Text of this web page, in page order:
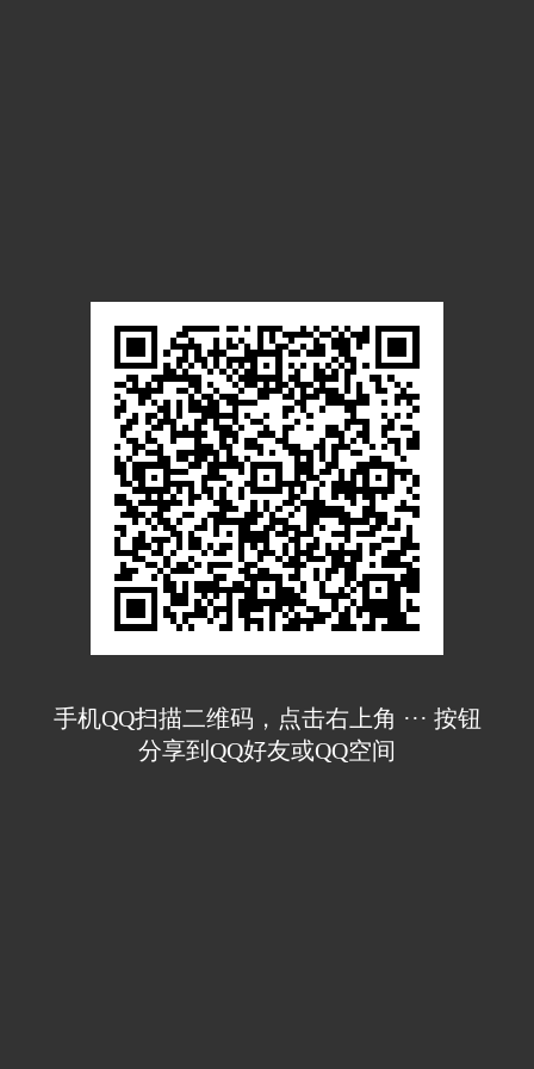
手机QQ扫描二维码，点击右上角 ··· 按钮
分享到QQ好友或QQ空间